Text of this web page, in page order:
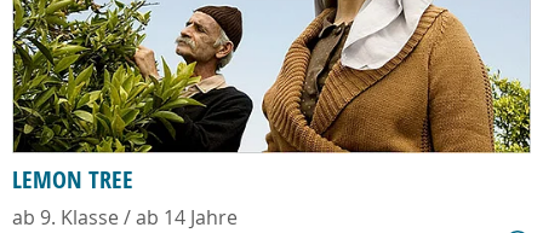
LEMON TREE
ab 9. Klasse / ab 14 Jahre